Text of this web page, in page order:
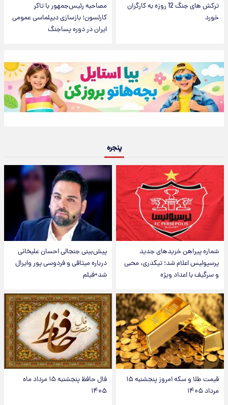
ترکش های جنگ 12 روزه به کارگران
خورد
مصاحبه رئیس‌جمهور با تاکر
کارلسون؛ بازسازی دیپلماسی عمومی
ایران در دوره پسا‌جنگ
پنجره
شماره پیراهن خریدهای جدید
پرسپولیس اعلام شد؛ تیکدری، محبی
و سرگیف با اعداد ویژه
پیش‌بینی جنجالی احسان علیخانی
درباره میثاقی و فردوسی پور وایرال
شد+فیلم
قیمت طلا و سکه امروز پنجشنبه ۱۵
مرداد ۱۴۰۵
فال حافظ پنجشنبه ۱۵ مرداد ماه
۱۴۰۵